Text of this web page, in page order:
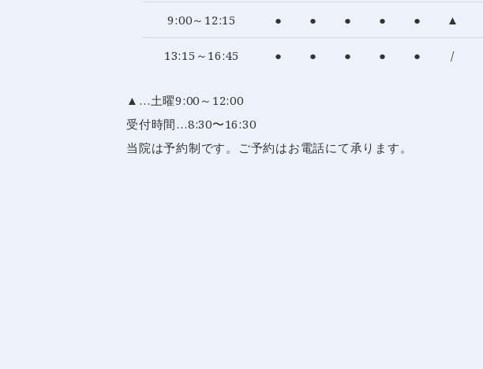
9:00～12:15 ● ● ● ● ● ▲
13:15～16:45 ● ● ● ● ● /
▲…土曜9:00～12:00
受付時間…8:30〜16:30
当院は予約制です。ご予約はお電話にて承ります。